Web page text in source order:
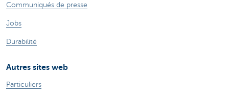
Communiqués de presse
Jobs
Durabilité
Autres sites web
Particuliers